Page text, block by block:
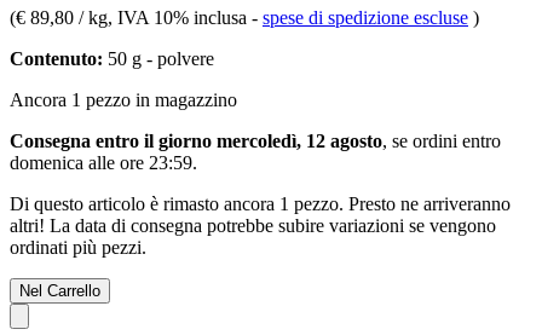
(€ 89,80 / kg, IVA 10% inclusa - spese di spedizione escluse )
Contenuto: 50 g - polvere
Ancora 1 pezzo in magazzino
Consegna entro il giorno mercoledì, 12 agosto, se ordini entro
domenica alle ore 23:59.
Di questo articolo è rimasto ancora 1 pezzo. Presto ne arriveranno
altri! La data di consegna potrebbe subire variazioni se vengono
ordinati più pezzi.
Nel Carrello